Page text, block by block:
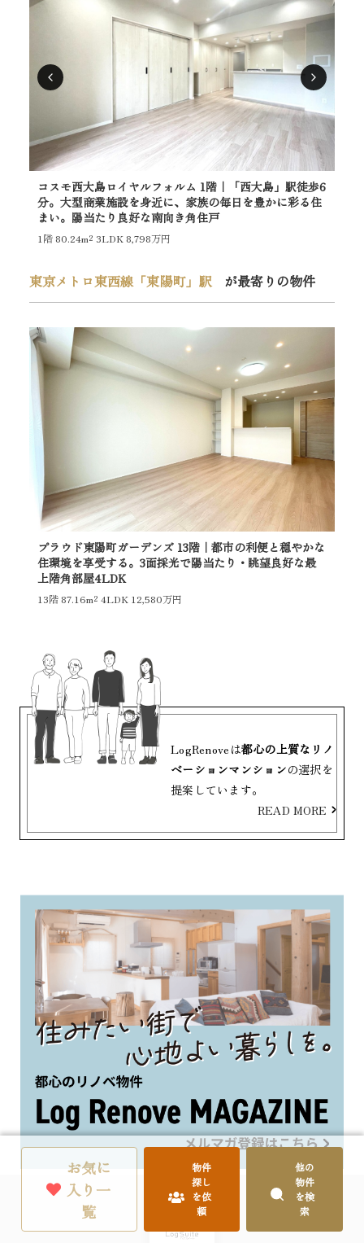
コスモ西大島ロイヤルフォルム 1階｜「西大島」駅徒歩6
分。大型商業施設を身近に、家族の毎日を豊かに彩る住
まい。陽当たり良好な南向き角住戸
1階 80.24m² 3LDK 8,798万円
東京メトロ東西線「東陽町」駅が最寄りの物件
プラウド東陽町ガーデンズ 13階｜都市の利便と穏やかな
住環境を享受する。3面採光で陽当たり・眺望良好な最
上階角部屋4LDK
13階 87.16m² 4LDK 12,580万円
LogRenoveは都心の上質なリノ
ベーションマンションの選択を
提案しています。
READ MORE
お気に
入り一
覧
物件
探し
を依
頼
他の
物件
を検
索